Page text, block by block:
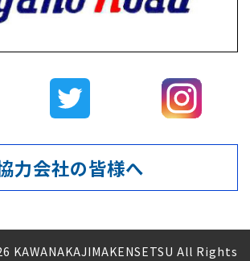
力会社の皆様へ
All Rights